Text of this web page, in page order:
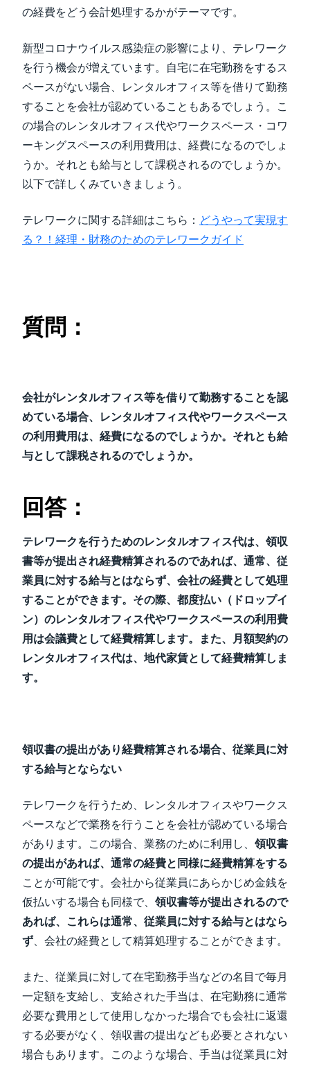
自治体・公共機関・教育機関等
の経費をどう会計処理するかがテーマです。
新型コロナウイルス感染症の影響により、テレワーク
を行う機会が増えています。自宅に在宅勤務をするス
ペースがない場合、レンタルオフィス等を借りて勤務
することを会社が認めていることもあるでしょう。こ
の場合のレンタルオフィス代やワークスペース・コワ
ーキングスペースの利用費用は、経費になるのでしょ
うか。それとも給与として課税されるのでしょうか。
以下で詳しくみていきましょう。
テレワークに関する詳細はこちら： どうやって実現す
る？！経理・財務のためのテレワークガイド
質問：
会社がレンタルオフィス等を借りて勤務することを認
めている場合、レンタルオフィス代やワークスペース
の利用費用は、経費になるのでしょうか。それとも給
与として課税されるのでしょうか。
回答：
テレワークを行うためのレンタルオフィス代は、領収
書等が提出され経費精算されるのであれば、通常、従
業員に対する給与とはならず、会社の経費として処理
することができます。その際、都度払い（ドロップイ
ン）のレンタルオフィス代やワークスペースの利用費
用は会議費として経費精算します。また、月額契約の
レンタルオフィス代は、地代家賃として経費精算しま
す。
領収書の提出があり経費精算される場合、従業員に対
する給与とならない
テレワークを行うため、レンタルオフィスやワークス
ペースなどで業務を行うことを会社が認めている場合
があります。この場合、業務のために利用し、 領収書
の提出があれば、通常の経費と同様に経費精算をする
ことが可能です。会社から従業員にあらかじめ金銭を
仮払いする場合も同様で、 領収書等が提出されるので
あれば、これらは通常、従業員に対する給与とはなら
ず 、会社の経費として精算処理することができます。
また、従業員に対して在宅勤務手当などの名目で毎月
一定額を支給し、支給された手当は、在宅勤務に通常
必要な費用として使用しなかった場合でも会社に返還
する必要がなく、領収書の提出なども必要とされない
場合もあります。このような場合、手当は従業員に対